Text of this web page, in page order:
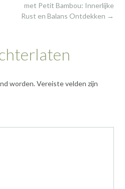
met Petit Bambou: Innerlijke
Rust en Balans Ontdekken →
worden.Vereiste velden zijn